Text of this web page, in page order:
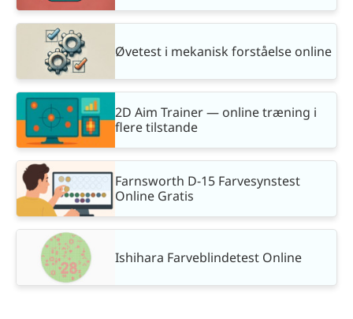
Øvetest i mekanisk forståelse online
2D Aim Trainer — online træning i
flere tilstande
Farnsworth D-15 Farvesynstest
Online Gratis
Ishihara Farveblindetest Online